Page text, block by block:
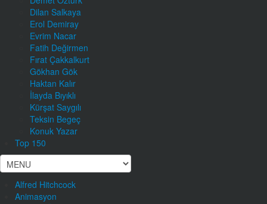
Dilan Salkaya
Erol Demiray
Evrim Nacar
Fatih Değirmen
Fırat Çakkalkurt
Gökhan Gök
Haktan Kalır
İlayda Bıyıklı
Kürşat Saygılı
Teksin Begeç
Konuk Yazar
Top 150
Alfred Hitchcock
Animasyon